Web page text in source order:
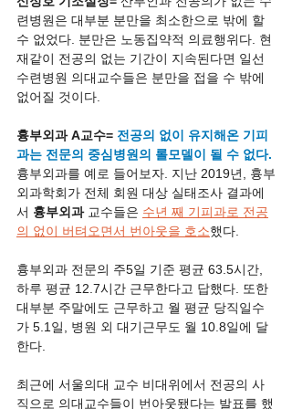
련병원은 대부분 분만을 최소한으로 밖에 할
수 없었다. 분만은 노동집약적 의료행위다. 현
재같이 전공의 없는 기간이 지속된다면 일선
수련병원 의대교수들은 분만을 접을 수 밖에
없어질 것이다.
흉부외과 A교수= 전공의 없이 유지해온 기피
과는 전문의 중심병원의 롤모델이 될 수 없다.
흉부외과를 예로 들어보자. 지난 2019년, 흉부
외과학회가 전체 회원 대상 실태조사 결과에
서 흉부외과 교수들은 수년 째 기피과로 전공
의 없이 버텨오면서 번아웃을 호소했다.
흉부외과 전문의 주5일 기준 평균 63.5시간,
하루 평균 12.7시간 근무한다고 답했다. 또한
대부분 주말에도 근무하고 월 평균 당직일수
가 5.1일, 병원 외 대기근무도 월 10.8일에 달
한다.
최근에 서울의대 교수 비대위에서 전공의 사
직으로 의대교수들이 번아웃됐다는 발표를 했